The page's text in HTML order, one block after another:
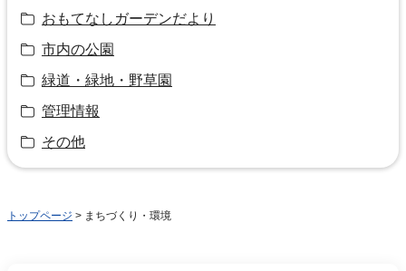
おもてなしガーデンだより
市内の公園
緑道・緑地・野草園
管理情報
その他
トップページ > まちづくり・環境